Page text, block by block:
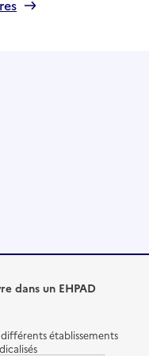
dans un EHPAD
différents établissements